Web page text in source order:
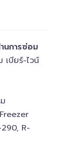
นการซ่อม
เบียร์-ไวน์​
R-